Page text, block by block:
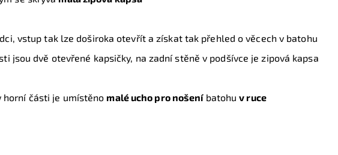
vstup tak lze doširoka otevřít a získat tak přehled o věcech v batohu
jsou dvě otevřené kapsičky, na zadní stěně v podšívce je zipová kapsa
horní části je umístěno malé ucho pro nošeníbatohuv ruce